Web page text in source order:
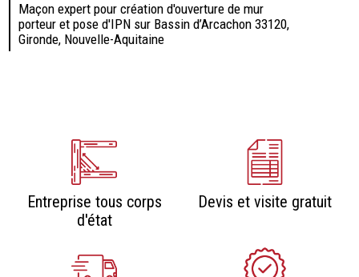
Maçon expert pour création d'ouverture de mur
porteur et pose d'IPN sur Bassin d’Arcachon 33120,
Gironde, Nouvelle-Aquitaine
Entreprise tous corps
d'état
Devis et visite gratuit